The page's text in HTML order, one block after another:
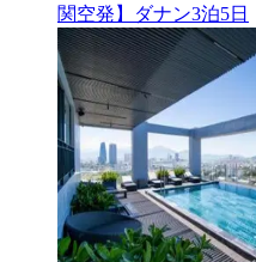
関空発】ダナン3泊5日